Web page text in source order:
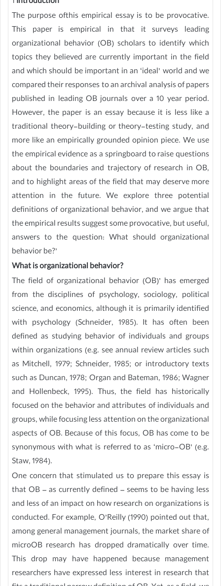
The purpose ofthis empirical essay is to be provocative.
This paper is empirical in that it surveys leading
organizational behavior (OB) scholars to identify which
topics they believed are currently important in the field
and which should be important in an ‘ideal’ world and we
compared their responses to an archival analysis of papers
published in leading OB journals over a 10 year period.
However, the paper is an essay because it is less like a
traditional theory-building or theory-testing study, and
more like an empirically grounded opinion piece. We use
the empirical evidence as a springboard to raise questions
about the boundaries and trajectory of research in OB,
and to highlight areas of the field that may deserve more
attention in the future. We explore three potential
definitions of organizational behavior, and we argue that
the empirical results suggest some provocative, but useful,
answers to the question: What should organizational
behavior be?’
What is organizational behavior?
The field of organizational behavior (OB)’ has emerged
from the disciplines of psychology, sociology, political
science, and economics, although it is primarily identified
with psychology (Schneider, 1985). It has often been
defined as studying behavior of individuals and groups
within organizations (e.g. see annual review articles such
as Mitchell, 1979; Schneider, 1985; or introductory texts
such as Duncan, 1978; Organ and Bateman, 1986; Wagner
and Hollenbeck, 1995). Thus, the field has historically
focused on the behavior and attributes of individuals and
groups, while focusing less attention on the organizational
aspects of OB. Because of this focus, OB has come to be
synonymous with what is referred to as ‘micro-OB’ (e.g.
Staw, 1984).
One concern that stimulated us to prepare this essay is
that OB – as currently defined – seems to be having less
and less of an impact on how research on organizations is
conducted. For example, O’Reilly (1990) pointed out that,
among general management journals, the market share of
microOB research has dropped dramatically over time.
This drop may have happened because management
researchers have expressed less interest in research that